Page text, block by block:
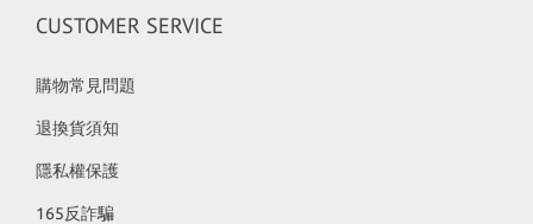
CUSTOMER SERVICE
購物常見問題
退換貨須知
隱私權保護
165反詐騙